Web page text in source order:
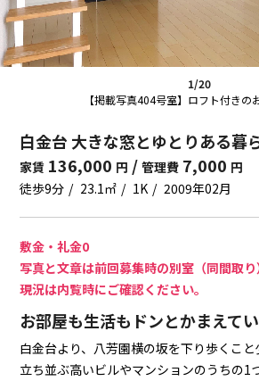
1/20
【掲載写真404号室】ロフト付きの
白金台 大きな窓とゆとりある暮
家賃 136,000 円 /管理費 7,000 円
徒歩9分
23.1㎡ 1K 2009年02月
敷金・礼金0
写真と文章は前回募集時の別室（同間取り
現況は内覧時にご確認ください。
お部屋も生活もドンとかまえてい
白金台より、八芳園横の坂を下り歩くこと
立ち並ぶ高いビルやマンションのうちの1